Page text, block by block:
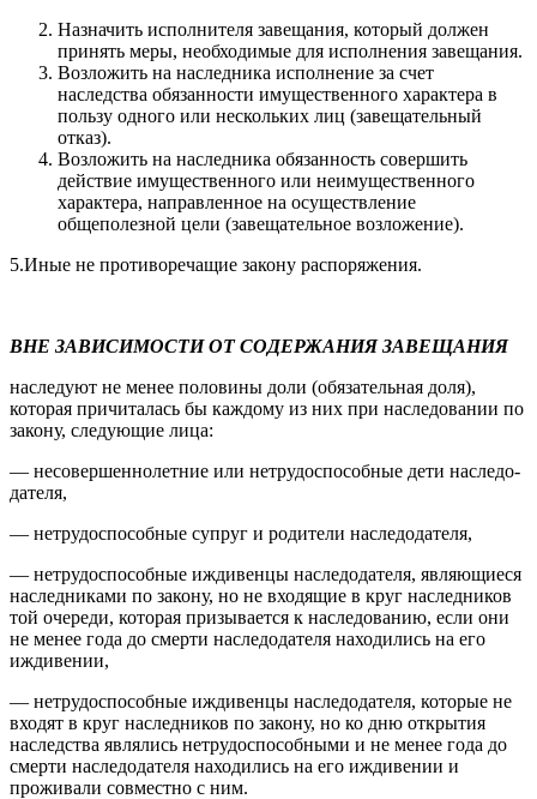
Назначить исполнителя завещания, который должен
принять меры, необходимые для исполнения завещания.
Возложить на наследника исполнение за счет
наследства обя­занности имущественного характера в
пользу одного или не­скольких лиц (завещательный
отказ).
Возложить на наследника обязанность совершить
действие имущественного или неимущественного
характера, направлен­ное на осуществление
общеполезной цели (завещательное возложение).
5.Иные не противоречащие закону распоряжения.
ВНЕ ЗАВИСИМОСТИ ОТ СОДЕРЖАНИЯ ЗАВЕЩАНИЯ
наследуют не менее половины доли (обязательная доля),
которая причиталась бы каждому из них при наследовании по
закону, следующие лица:
— несовершеннолетние или нетрудоспособные дети наследо­
дателя,
— нетрудоспособные супруг и родители наследодателя,
— нетрудоспособные иждивенцы наследодателя, являющиеся
наследниками по закону, но не входящие в круг наследников
той очереди, которая призывается к наследованию, если они
не менее года до смерти наследодателя находились на его
иждивении,
— нетрудоспособные иждивенцы наследодателя, которые не
вхо­дят в круг наследников по закону, но ко дню открытия
наслед­ства являлись нетрудоспособными и не менее года до
смерти наследодателя находились на его иждивении и
проживали ­совместно с ним.